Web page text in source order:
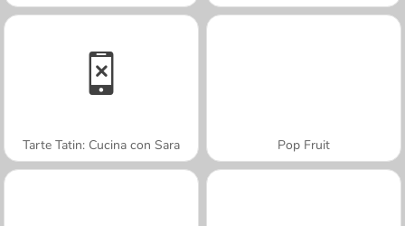
Tarte Tatin: Cucina con Sara Pop Fruit